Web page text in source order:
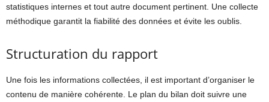
statistiques internes et tout autre document pertinent. Une collecte
méthodique garantit la fiabilité des données et évite les oublis.
Structuration du rapport
Une fois les informations collectées, il est important d’organiser le
contenu de manière cohérente. Le plan du bilan doit suivre une